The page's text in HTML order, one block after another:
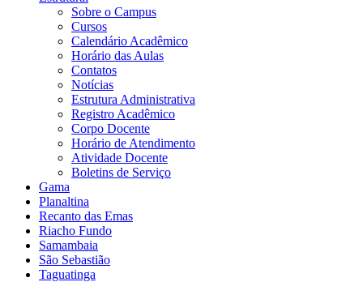
Sobre o Campus
Cursos
Calendário Acadêmico
Horário das Aulas
Contatos
Notícias
Estrutura Administrativa
Registro Acadêmico
Corpo Docente
Horário de Atendimento
Atividade Docente
Boletins de Serviço
Gama
Planaltina
Recanto das Emas
Riacho Fundo
Samambaia
São Sebastião
Taguatinga